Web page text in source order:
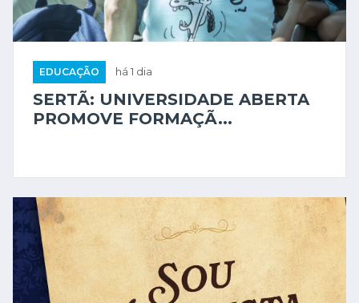
EDUCAÇÃO há 1 dia
SERTÃ: UNIVERSIDADE ABERTA
PROMOVE FORMAÇÃ...